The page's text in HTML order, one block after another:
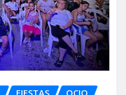
FIESTAS OCIO